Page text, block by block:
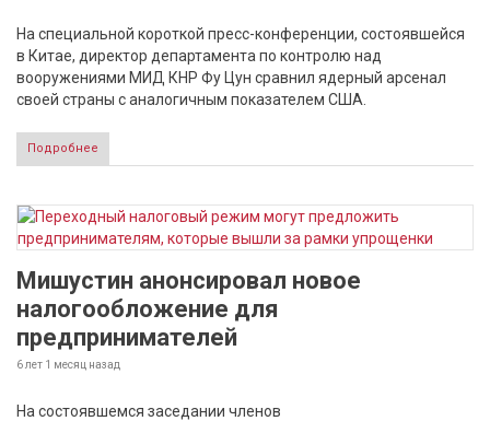
На специальной короткой пресс-конференции, состоявшейся
в Китае, директор департамента по контролю над
вооружениями МИД КНР Фу Цун сравнил ядерный арсенал
своей страны с аналогичным показателем США.
Подробнее
Мишустин анонсировал новое
налогообложение для
предпринимателей
6 лет 1 месяц назад
На состоявшемся заседании членов